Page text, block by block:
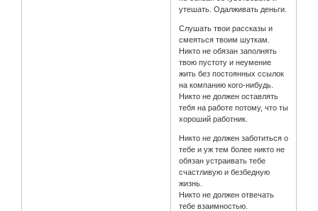
утешать. Одалживать деньги.
Слушать твои рассказы и
смеяться твоим шуткам.
Никто не обязан заполнять
твою пустоту и неумение
жить без постоянных ссылок
на компанию кого-нибудь.
Никто не должен оставлять
тебя на работе потому, что ты
хороший работник.
Никто не должен заботиться о
тебе и уж тем более никто не
обязан устраивать тебе
счастливую и безбедную
жизнь.
Никто не должен отвечать
тебе взаимностью.